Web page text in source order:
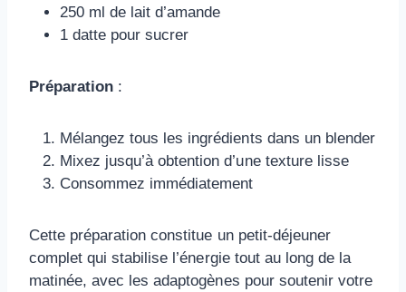
250 ml de lait d’amande
1 datte pour sucrer
Préparation :
Mélangez tous les ingrédients dans un blender
Mixez jusqu’à obtention d’une texture lisse
Consommez immédiatement
Cette préparation constitue un petit-déjeuner
complet qui stabilise l’énergie tout au long de la
matinée, avec les adaptogènes pour soutenir votre